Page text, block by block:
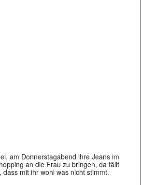
am Donnerstagabend ihre Jeans im
an die Frau zu bringen, da fällt
mit ihr wohl was nicht stimmt.